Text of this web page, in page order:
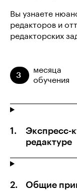
Вы узнаете
редакторов и
редакторских
3
месяца
обучения
Экспресс-
редактуре
Общие